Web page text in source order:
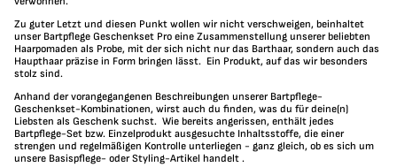
Zu guter Letzt und diesen Punkt wollen wir nicht verschweigen, beinhaltet
unser Bartpflege Geschenkset Pro eine Zusammenstellung unserer beliebten
Haarpomaden als Probe, mit der sich nicht nur das Barthaar, sondern auch das
Haupthaar präzise in Form bringen lässt. Ein Produkt, auf das wir besonders
stolz sind.
Anhand der vorangegangenen Beschreibungen unserer Bartpflege-
Geschenkset-Kombinationen, wirst auch du finden, was du für deine(n)
Liebsten als Geschenk suchst. Wie bereits angerissen, enthält jedes
Bartpflege-Set bzw. Einzelprodukt ausgesuchte Inhaltsstoffe, die einer
strengen und regelmäßigen Kontrolle unterliegen - ganz gleich, ob es sich um
unsere Basispflege- oder Styling-Artikel handelt .